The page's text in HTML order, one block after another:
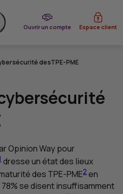
sur le site
Ouvrir un compte
du CIC Espace client
desTPE-PME
Opinion Way pour
dresse un état des lieux
des TPE-PME2 en
se disent insuffisamment